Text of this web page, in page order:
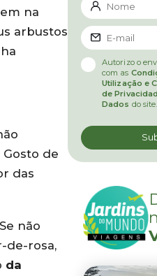
na
arbustos
de
das
não
de-rosa,
da
Autorizo o
com as
Utilização e
de
Dados do site.